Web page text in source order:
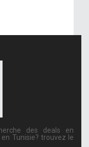
des deals en
Tunisie? trouvez le